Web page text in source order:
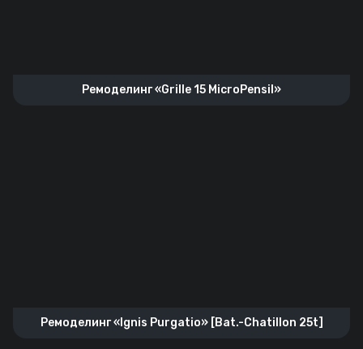
Ремоделинг «Grille 15 MicroPensil»
Ремоделинг «Ignis Purgatio» [Bat.-Chatillon 25t]